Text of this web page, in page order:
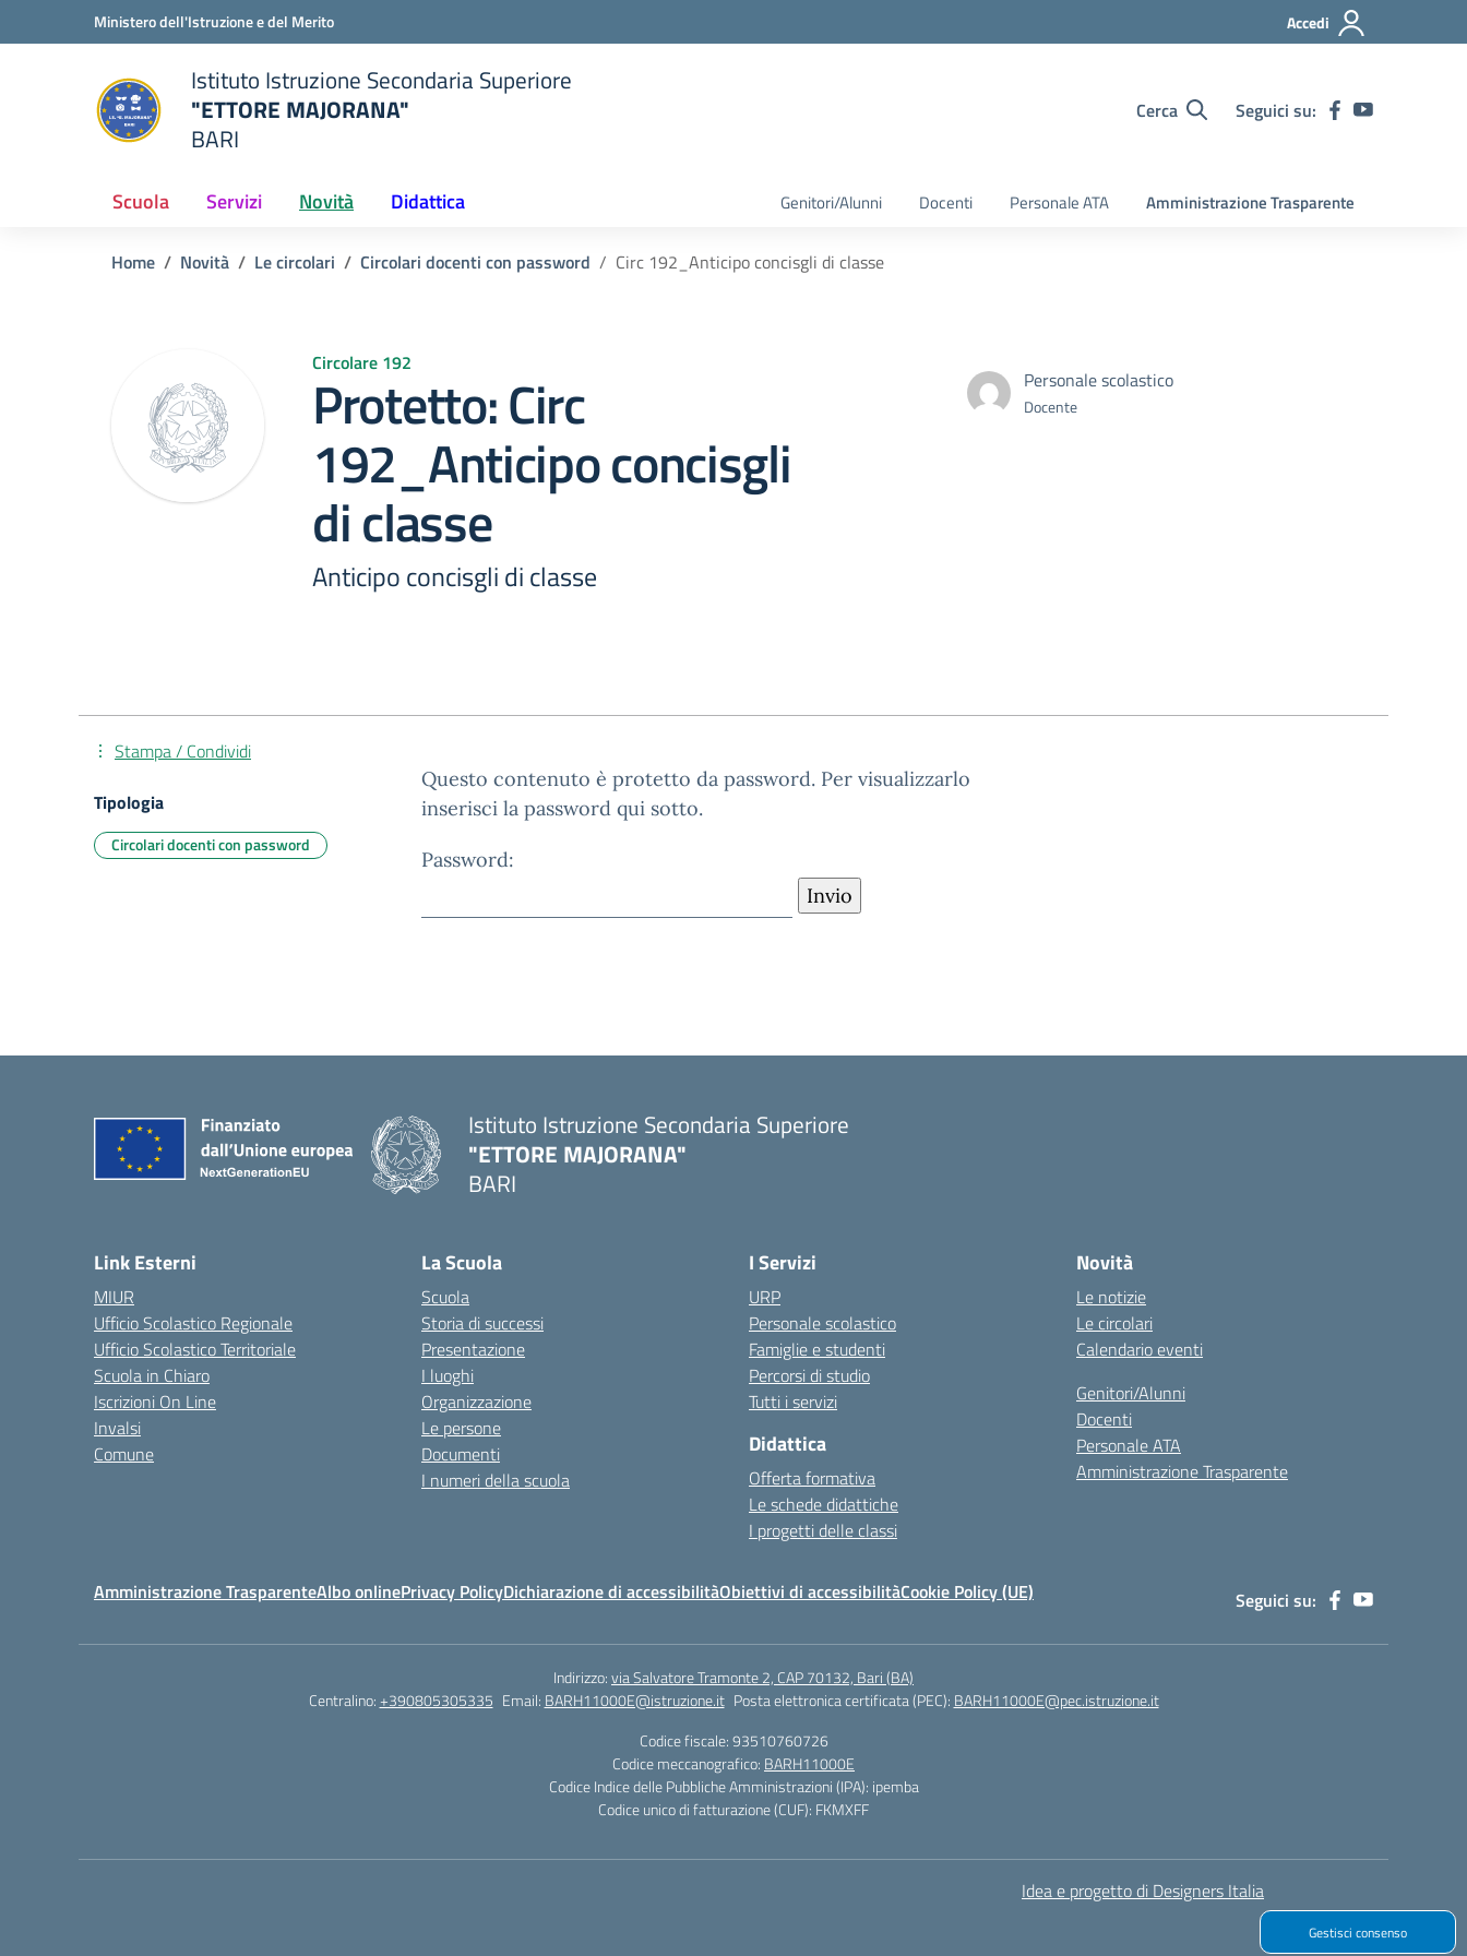
Vai ai contenuti
Vai al menu di navigazioneMinistero dell'Istruzione e del Merito Accedi
scuola
Istituto Istruzione Secondaria Superiore
"ETTORE MAJORANA"
BARI
Cerca Seguici su:
Scuola Servizi Novità Didattica Genitori/Alunni Docenti Personale ATA Amministrazione Trasparente
Home Novità Le circolari Circolari docenti con password Circ 192_Anticipo concisgli di classe
Circolare 192
Protetto: Circ
192_Anticipo concisgli
di classe
Anticipo concisgli di classe
Personale scolastico
Docente
Questo contenuto è protetto da password. Per visualizzarlo
inserisci la password qui sotto.
Password:
Stampa / Condividi
Tipologia
Circolari docenti con password
Istituto Istruzione Secondaria Superiore
"ETTORE MAJORANA"
BARI
Link Esterni
MIUR
Ufficio Scolastico Regionale
Ufficio Scolastico Territoriale
Scuola in Chiaro
Iscrizioni On Line
Invalsi
Comune
La Scuola
Scuola
Storia di successi
Presentazione
I luoghi
Organizzazione
Le persone
Documenti
I numeri della scuola
I Servizi
URP
Personale scolastico
Famiglie e studenti
Percorsi di studio
Tutti i servizi
Didattica
Offerta formativa
Le schede didattiche
I progetti delle classi
Novità
Le notizie
Le circolari
Calendario eventi
Genitori/Alunni
Docenti
Personale ATA
Amministrazione Trasparente
Amministrazione TrasparenteAlbo onlinePrivacy PolicyDichiarazione di accessibilitàObiettivi di accessibilitàCookie Policy (UE) Seguici su:
Indirizzo:via Salvatore Tramonte 2, CAP 70132, Bari (BA)
Centralino:+390805305335 Email: BARH11000E@istruzione.it Posta elettronica certificata (PEC): BARH11000E@pec.istruzione.it
Codice fiscale: 93510760726
Codice meccanografico: BARH11000E
Codice Indice delle Pubbliche Amministrazioni (IPA): ipemba
Codice unico di fatturazione (CUF): FKMXFF
Idea e progetto di Designers Italia
Gestisci consenso